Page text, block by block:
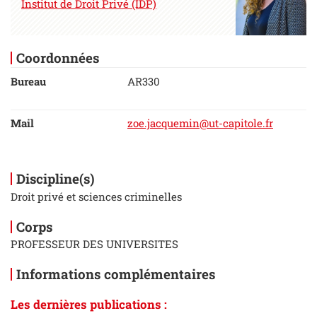
Institut de Droit Privé (IDP)
Coordonnées
Bureau AR330
Mail zoe.jacquemin@ut-capitole.fr
Discipline(s)
Droit privé et sciences criminelles
Corps
PROFESSEUR DES UNIVERSITES
Informations complémentaires
Les dernières publications :